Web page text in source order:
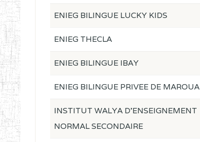
ENIEG BILINGUE LUCKY KIDS
ENIEG THECLA
ENIEG BILINGUE IBAY
ENIEG BILINGUE PRIVEE DE MAROUA
INSTITUT WALYA D'ENSEIGNEMENT
NORMAL SECONDAIRE